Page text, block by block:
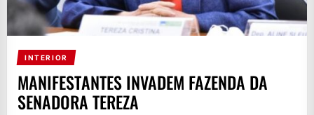
INTERIOR
MANIFESTANTES INVADEM FAZENDA DA
SENADORA TEREZA